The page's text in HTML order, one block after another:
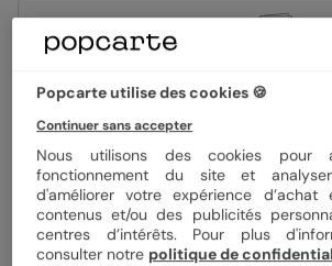
Papier
Quantité
Popcarte utilise des cookies 🍪
Continuer sans accepter
Nous utilisons des cookies pour
fonctionnement du site et
d'améliorer votre expérience
contenus et/ou des publicités
centres d’intérêts. Pour plus
consulter notre politique de